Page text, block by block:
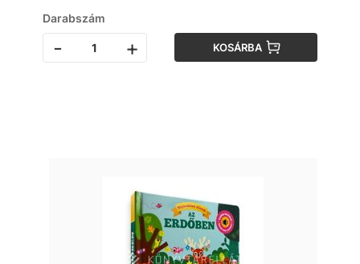
Darabszám
- + KOSÁRBA